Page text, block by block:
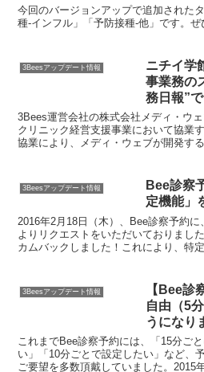
今回のバージョンアップで追加された
種-インフル」「予防接種-他」です。ぜ
3Beesアップデート情報
ニチイ学
事業務の
務日報”
を強化―
3Bees運営会社の株式会社メディ・ウ
クリニック経営支援事業において協業
協業により、メディ・ウェブが開発す
3Beesアップデート情報
Bee診察
定機能」
2016年2月18日（木）、Bee診察予約
よりリクエストをいただいておりまし
カムバックしました！これにより、特
3Beesアップデート情報
【Bee診
自由（5
うになり
これまでBee診察予約には、「15分ご
い」「10分ごとで設定したい」など、
ご要望を多数頂戴していました。2015